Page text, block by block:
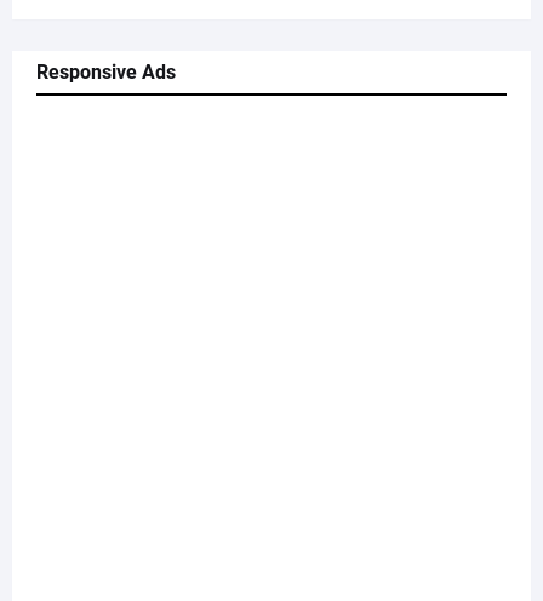
Responsive Ads